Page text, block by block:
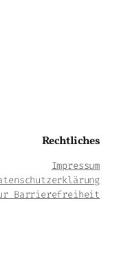
Rechtliches
Impressum
Barrierefreiheit